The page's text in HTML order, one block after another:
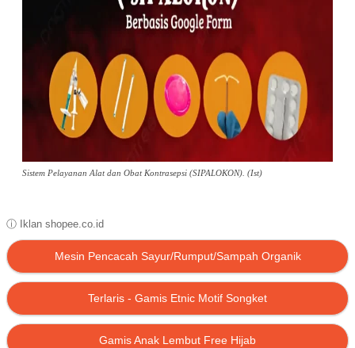
Sistem Pelayanan Alat dan Obat Kontrasepsi (SIPALOKON). (Ist)
ⓘ Iklan shopee.co.id
Mesin Pencacah Sayur/Rumput/Sampah Organik
Terlaris - Gamis Etnic Motif Songket
Gamis Anak Lembut Free Hijab